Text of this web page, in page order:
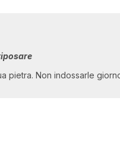
pietra. Non indossarle